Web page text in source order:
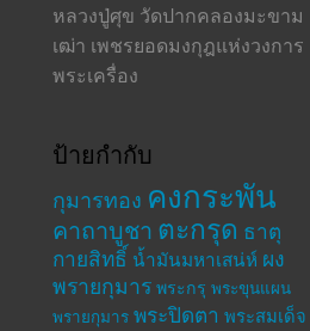
หลวงปู่ศุข วัดปากคลองมะขาม
เฒ่า เพชรยอดมงกุฎแห่งวงการ
พระเครื่อง
ป้ายกำกับ
กุมารทอง คงกระพัน
คาถาบูชา ตะกรุด ธาตุ
กายสิทธิ์ น้ำมันมหาเสน่ห์ ผง
พรายกุมาร พระกรุ พระขุนแผน
พรายกุมาร พระปิดตา พระสมเด็จ